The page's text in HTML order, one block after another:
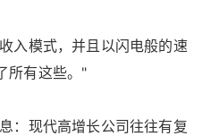
入模式，并且以闪电般的速
所有这些。"
：现代高增长公司往往有复